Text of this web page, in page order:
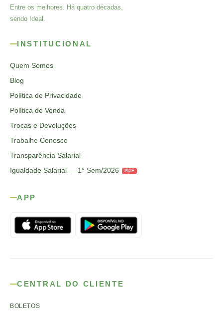
Entre os melhores. Há quatro décadas,
sendo Ideal.
INSTITUCIONAL
Quem Somos
Blog
Política de Privacidade
Política de Venda
Trocas e Devoluções
Trabalhe Conosco
Transparência Salarial
Igualdade Salarial — 1° Sem/2026
PDF
APP
CENTRAL DO CLIENTE
BOLETOS